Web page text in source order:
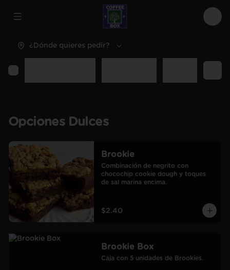
Abrir menu de navegación
¿Dónde quieres pedir?
Opciones Dulces
Brookie
Combinación de negrito con
chocochip cookie dough y toques
de sal marina encima.
$2.40
Brookie Box
Caja con 5 unidades de Brookies.